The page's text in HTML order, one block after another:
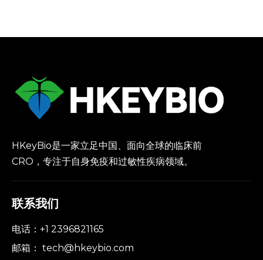
HKeyBio是一家立足中国、面向全球的临床前
CRO，专注于自身免疫和过敏性疾病领域。
联系我们
电话：+1 2396821165
邮箱： tech@hkeybio.com